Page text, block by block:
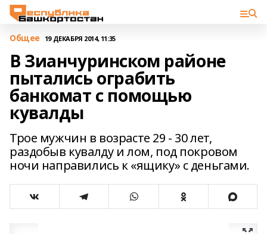
Общее 19 ДЕКАБРЯ 2014, 11:35
В Зианчуринском районе
пытались ограбить
банкомат с помощью
кувалды
Трое мужчин в возрасте 29 - 30 лет,
раздобыв кувалду и лом, под покровом
ночи направились к «ящику» с деньгами.